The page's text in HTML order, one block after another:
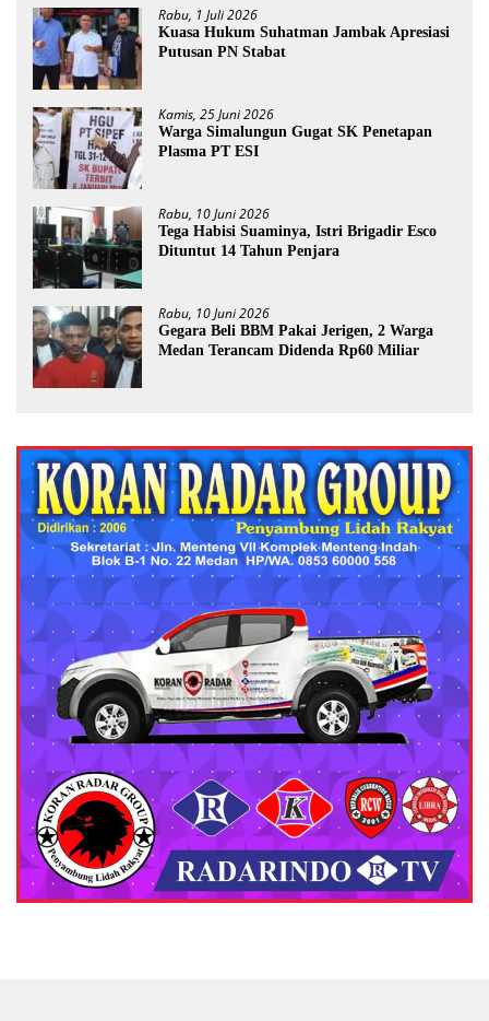
Rabu, 1 Juli 2026
Kuasa Hukum Suhatman Jambak Apresiasi
Putusan PN Stabat
Kamis, 25 Juni 2026
Warga Simalungun Gugat SK Penetapan
Plasma PT ESI
Rabu, 10 Juni 2026
Tega Habisi Suaminya, Istri Brigadir Esco
Dituntut 14 Tahun Penjara
Rabu, 10 Juni 2026
Gegara Beli BBM Pakai Jerigen, 2 Warga
Medan Terancam Didenda Rp60 Miliar